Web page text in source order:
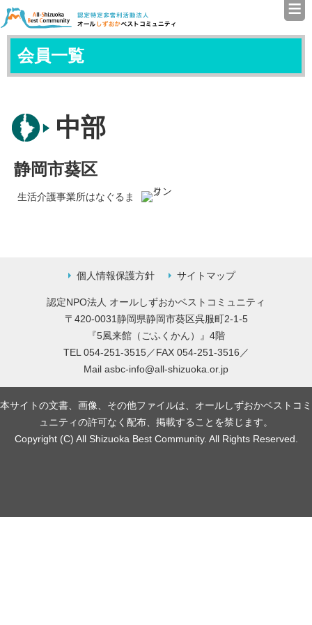
認定特定非営利活動法人（
≡
会員一覧
中部
静岡市葵区
生活介護事業所はなぐるま
個人情報保護方針 サイトマップ
認定NPO法人 オールしずおかベストコミュニティ
〒420-0031静岡県静岡市葵区呉服町2-1-5
『5風来館（ごふくかん）』4階
TEL 054-251-3515／FAX 054-251-3516／
Mail asbc-info@all-shizuoka.or.jp
本サイトの文書、画像、その他ファイルは、オールしずおかベストコミ
ュニティの許可なく配布、掲載することを禁じます。
Copyright (C) All Shizuoka Best Community. All Rights Reserved.